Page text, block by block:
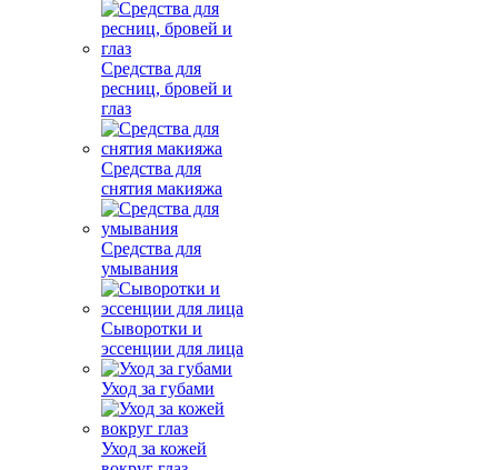
Средства для
ресниц, бровей и
глаз
Средства для
снятия макияжа
Средства для
умывания
Сыворотки и
эссенции для лица
Уход за губами
Уход за кожей